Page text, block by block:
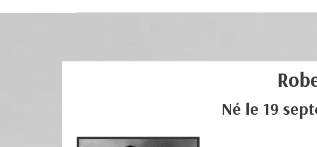
Né le 19